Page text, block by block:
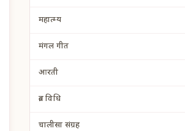
महात्म्य
मंगल गीत
आरती
व्रत विधि
चालीसा संग्रह